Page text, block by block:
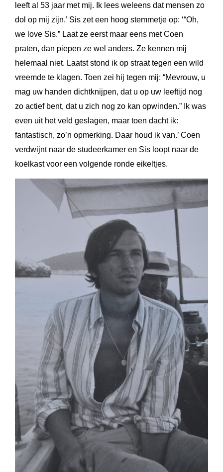
leeft al 53 jaar met mij. Ik lees weleens dat mensen zo
dol op mij zijn.’ Sis zet een hoog stemmetje op: ‘“Oh,
we love Sis.” Laat ze eerst maar eens met Coen
praten, dan piepen ze wel anders. Ze kennen mij
helemaal niet. Laatst stond ik op straat tegen een wild
vreemde te klagen. Toen zei hij tegen mij: “Mevrouw, u
mag uw handen dichtknijpen, dat u op uw leeftijd nog
zo actief bent, dat u zich nog zo kan opwinden.” Ik was
even uit het veld geslagen, maar toen dacht ik:
fantastisch, zo’n opmerking. Daar houd ik van.’ Coen
verdwijnt naar de studeerkamer en Sis loopt naar de
koelkast voor een volgende ronde eikeltjes.